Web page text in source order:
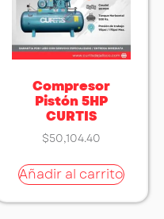
Compresor
Pistón 5HP
CURTIS
$50,104.40
Añadir al carrito